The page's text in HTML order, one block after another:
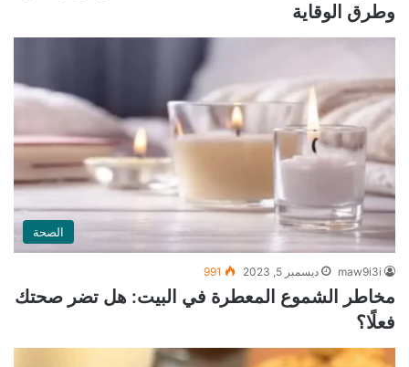
وطرق الوقاية
الصحة
maw9i3i ديسمبر 5, 2023 991
مخاطر الشموع المعطرة في البيت: هل تضر صحتك
فعلًا؟